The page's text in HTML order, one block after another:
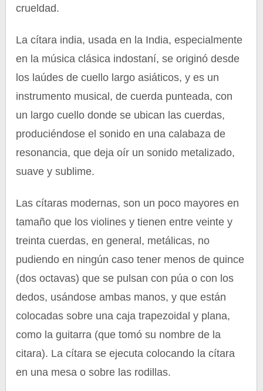
crueldad.
La cítara india, usada en la India, especialmente
en la música clásica indostaní, se originó desde
los laúdes de cuello largo asiáticos, y es un
instrumento musical, de cuerda punteada, con
un largo cuello donde se ubican las cuerdas,
produciéndose el sonido en una calabaza de
resonancia, que deja oír un sonido metalizado,
suave y sublime.
Las cítaras modernas, son un poco mayores en
tamaño que los violines y tienen entre veinte y
treinta cuerdas, en general, metálicas, no
pudiendo en ningún caso tener menos de quince
(dos octavas) que se pulsan con púa o con los
dedos, usándose ambas manos, y que están
colocadas sobre una caja trapezoidal y plana,
como la guitarra (que tomó su nombre de la
citara). La cítara se ejecuta colocando la cítara
en una mesa o sobre las rodillas.